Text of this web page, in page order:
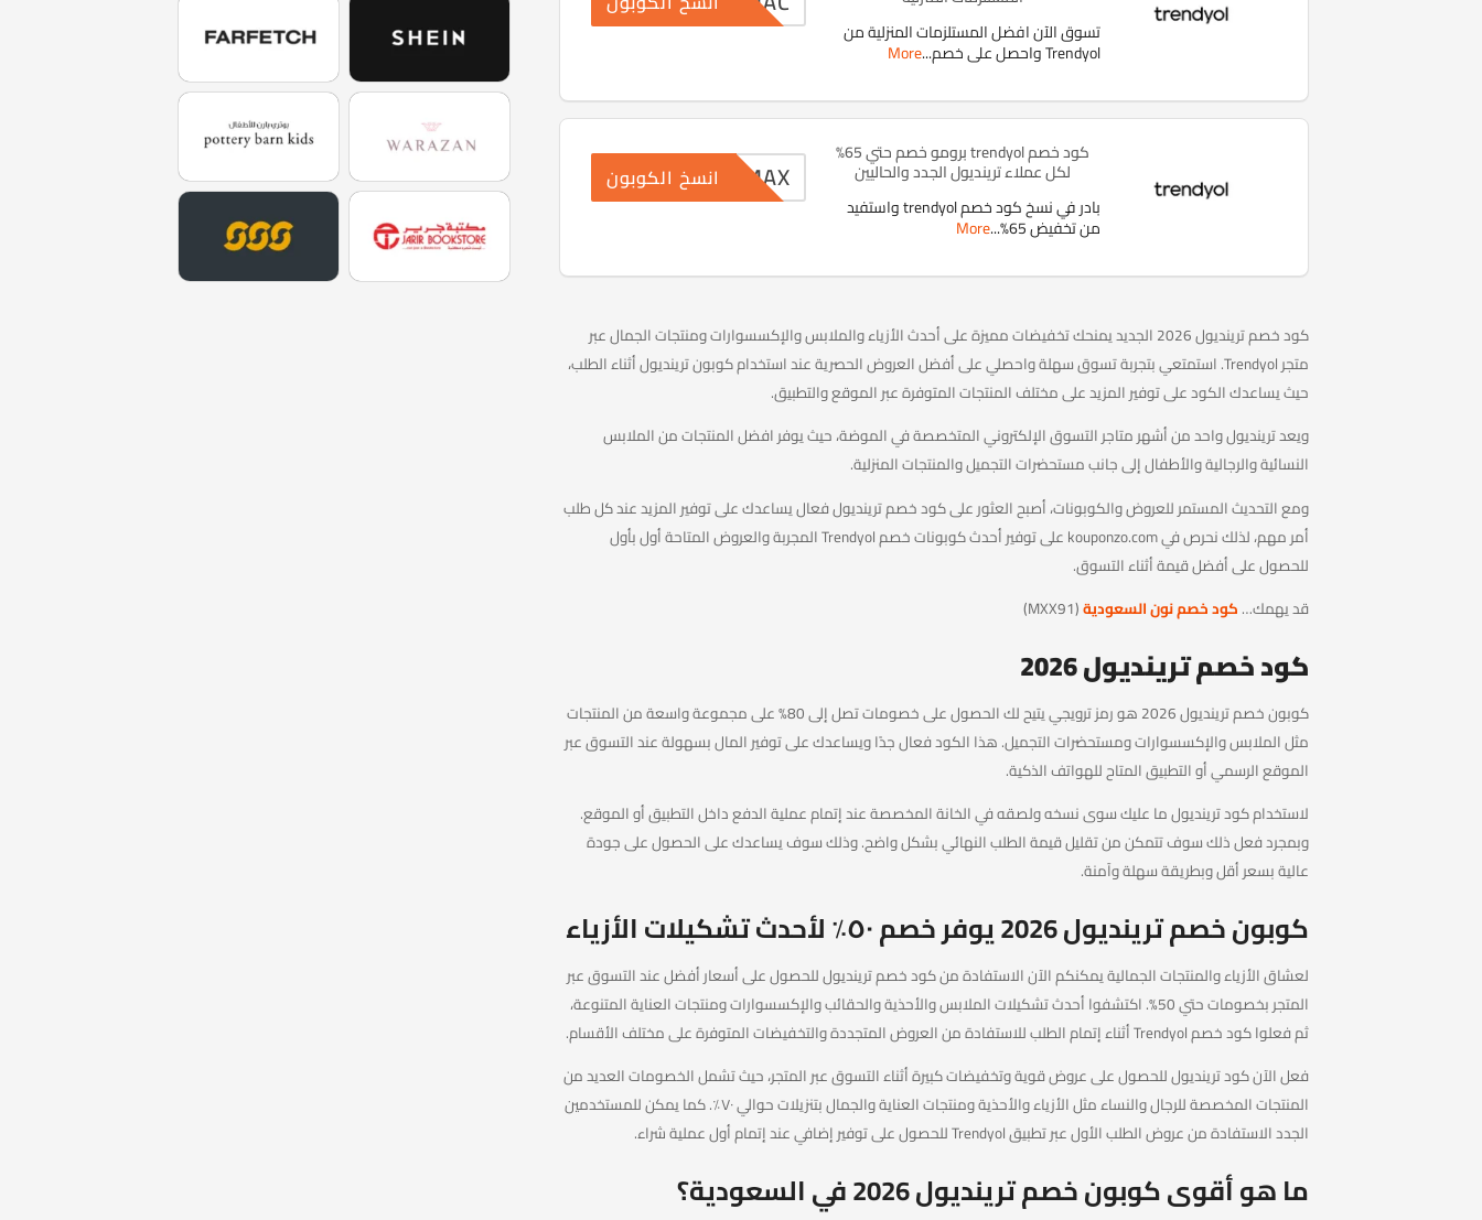
تسوق الآن افضل المستلزمات المنزلية من
Trendyol واحصل على خصم ...
More
كود خصم trendyol برومو خصم حتي 65%
لكل عملاء ترينديول الجدد والحاليين
بادر في نسخ كود خصم trendyol واستفيد
من تخفيض 65% ...
More
SUMAXانسخ الكوبون
كود خصم ترينديول 2026 الجديد يمنحك تخفيضات مميزة على أحدث الأزياء والملابس والإكسسوارات ومنتجات الجمال عبر
متجر Trendyol. استمتعي بتجربة تسوق سهلة واحصلي على أفضل العروض الحصرية عند استخدام كوبون ترينديول أثناء الطلب،
حيث يساعدك الكود على توفير المزيد على مختلف المنتجات المتوفرة عبر الموقع والتطبيق.
ويعد ترينديول واحد من أشهر متاجر التسوق الإلكتروني المتخصصة في الموضة، حيث يوفر افضل المنتجات من الملابس
النسائية والرجالية والأطفال إلى جانب مستحضرات التجميل والمنتجات المنزلية.
ومع التحديث المستمر للعروض والكوبونات، أصبح العثور على كود خصم ترينديول فعال يساعدك على توفير المزيد عند كل طلب
أمر مهم، لذلك نحرص في kouponzo.com على توفير أحدث كوبونات خصم Trendyol المجربة والعروض المتاحة أول بأول
للحصول على أفضل قيمة أثناء التسوق.
قد يهمك…كود خصم نون السعودية(MXX91)
كود خصم ترينديول 2026
كوبون خصم ترينديول 2026 هو رمز ترويجي يتيح لك الحصول على خصومات تصل إلى 80% على مجموعة واسعة من المنتجات
مثل الملابس والإكسسوارات ومستحضرات التجميل. هذا الكود فعال جدًا ويساعدك على توفير المال بسهولة عند التسوق عبر
الموقع الرسمي أو التطبيق المتاح للهواتف الذكية.
لاستخدام كود ترينديول ما عليك سوى نسخه ولصقه في الخانة المخصصة عند إتمام عملية الدفع داخل التطبيق أو الموقع.
وبمجرد فعل ذلك سوف تتمكن من تقليل قيمة الطلب النهائي بشكل واضح. وذلك سوف يساعدك على الحصول على جودة
عالية بسعر أقل وبطريقة سهلة وآمنة.
كوبون خصم ترينديول 2026 يوفر خصم ٥٠٪ لأحدث تشكيلات الأزياء
لعشاق الأزياء والمنتجات الجمالية يمكنكم الآن الاستفادة من كود خصم ترينديول للحصول على أسعار أفضل عند التسوق عبر
المتجر بخصومات حتي 50%. اكتشفوا أحدث تشكيلات الملابس والأحذية والحقائب والإكسسوارات ومنتجات العناية المتنوعة،
ثم فعلوا كود خصم Trendyol أثناء إتمام الطلب للاستفادة من العروض المتجددة والتخفيضات المتوفرة على مختلف الأقسام.
فعل الآن كود ترينديول للحصول على عروض قوية وتخفيضات كبيرة أثناء التسوق عبر المتجر، حيث تشمل الخصومات العديد من
المنتجات المخصصة للرجال والنساء مثل الأزياء والأحذية ومنتجات العناية والجمال بتنزيلات حوالي ٧٠٪. كما يمكن للمستخدمين
الجدد الاستفادة من عروض الطلب الأول عبر تطبيق Trendyol للحصول على توفير إضافي عند إتمام أول عملية شراء.
ما هو أقوى كوبون خصم ترينديول 2026 في السعودية؟